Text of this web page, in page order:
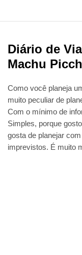
Diário de
Machu
Como você planeja
muito peculiar de
Com o mínimo de
Simples, porque
gosta de planejar
imprevistos. É muito